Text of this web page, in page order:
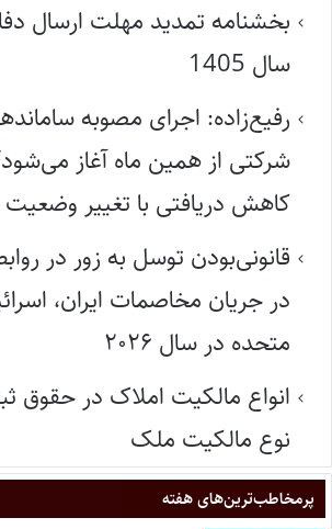
بخشنامه تمدید مهلت ارسال
سال 1405
رفیع‌زاده: اجرای مصوبه
شرکتی از همین ماه آغاز
کاهش دریافتی با تغییر
قانونی‌بودن توسل به زور در
در جریان مخاصمات ایران،
متحده در سال ۲۰۲۶
نوع مالکیت ملک
پر‌مخاطب‌ترین‌های هفته